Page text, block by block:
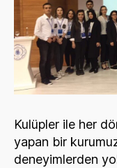
Kulüpler ile her
yapan bir
deneyimlerden